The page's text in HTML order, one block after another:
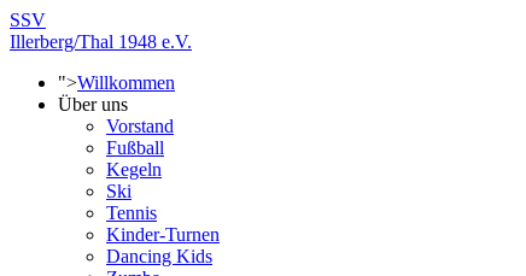
SSV
Illerberg/Thal 1948 e.V.
">Willkommen
Über uns
Vorstand
Fußball
Kegeln
Ski
Tennis
Kinder-Turnen
Dancing Kids